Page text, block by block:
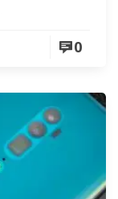
0